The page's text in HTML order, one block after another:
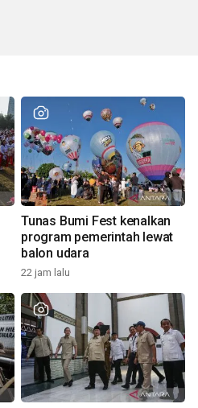
Tunas Bumi Fest kenalkan
program pemerintah lewat
balon udara
22 jam lalu